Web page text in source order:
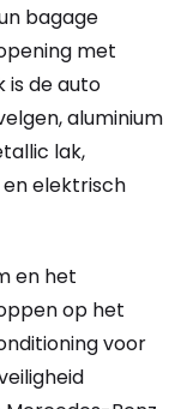
bagage
met
is de auto
aluminium
lak,
elektrisch
en het
op het
voor